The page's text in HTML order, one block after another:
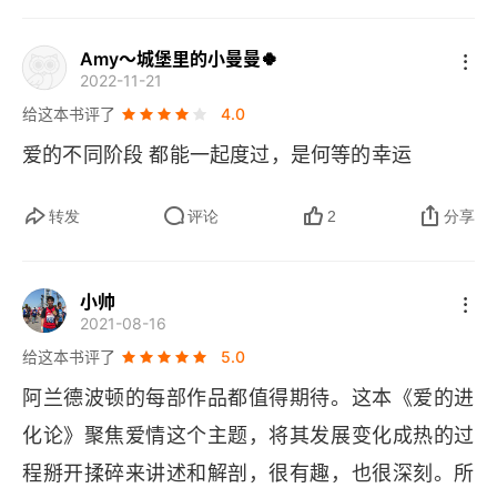
婚外情
花心
赞同
反对
秘密
罗曼蒂克之外
依恋理论
成熟
我放下那些不切实际的希望和期盼，真切的去感受
达出来的。我告诉自己要变得有耐心，学习去表
中。我享受简单的快乐和收获。中国人和西方人差
别还是特别大，我想的是先等一等再进入一段关
系，恋爱结婚都是一件急不得的事，而书中的拉比
早早的确定了关系，结婚生子，却在十三年后才发
现自己才走入了一段婚姻之中。当生活的琐碎逐渐
磨灭了内心的激动，爱情逐渐融化成亲情，更多的
Amy～城堡里的小曼曼🍀
2022-11-21
给这本书评了
4.0
爱的不同阶段 都能一起度过，是何等的幸运
转发 评论 2 分享
小帅
2021-08-16
给这本书评了
5.0
阿兰德波顿的每部作品都值得期待。这本《爱的进
化论》聚焦爱情这个主题，将其发展变化成热的过
程掰开揉碎来讲述和解剖，很有趣，也很深刻。所